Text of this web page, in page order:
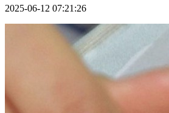
2025-06-12 07:21:26